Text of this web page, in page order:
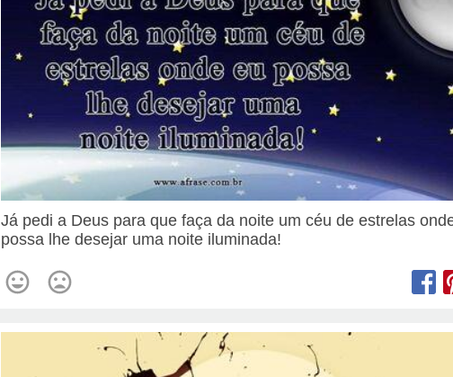
Já pedi a Deus para que faça da noite um céu de estrelas
possa lhe desejar uma noite iluminada!